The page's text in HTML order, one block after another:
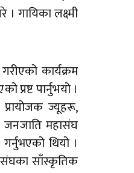
गायिका लक्ष्मी
कार्यक्रम
पार्नुभयो ।
ज्यूहरू,
जनजाति महासंघ
थियो ।
संघका साँस्कृतिक